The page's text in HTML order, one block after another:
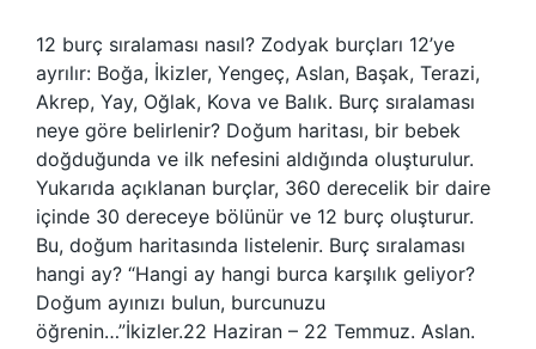
12 burç sıralaması nasıl? Zodyak burçları 12’ye
ayrılır: Boğa, İkizler, Yengeç, Aslan, Başak, Terazi,
Akrep, Yay, Oğlak, Kova ve Balık. Burç sıralaması
neye göre belirlenir? Doğum haritası, bir bebek
doğduğunda ve ilk nefesini aldığında oluşturulur.
Yukarıda açıklanan burçlar, 360 derecelik bir daire
içinde 30 dereceye bölünür ve 12 burç oluşturur.
Bu, doğum haritasında listelenir. Burç sıralaması
hangi ay? “Hangi ay hangi burca karşılık geliyor?
Doğum ayınızı bulun, burcunuzu
öğrenin…”İkizler.22 Haziran – 22 Temmuz. Aslan.